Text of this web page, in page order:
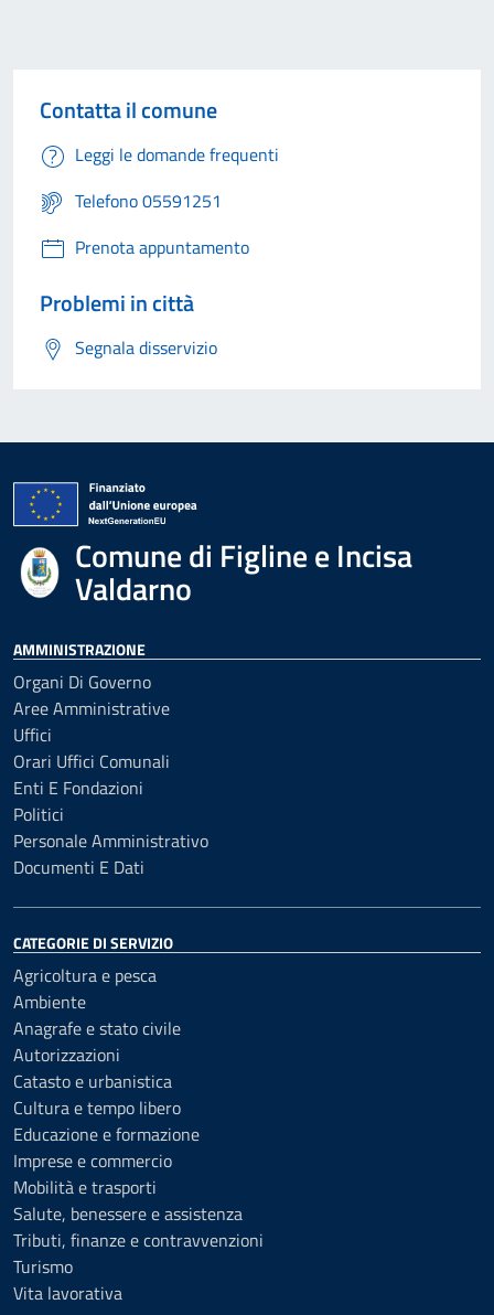
Contatta il comune
Leggi le domande frequenti
Telefono 05591251
Prenota appuntamento
Problemi in città
Segnala disservizio
Comune di Figline e Incisa
Valdarno
AMMINISTRAZIONE
Organi Di Governo
Aree Amministrative
Uffici
Orari Uffici Comunali
Enti E Fondazioni
Politici
Personale Amministrativo
Documenti E Dati
CATEGORIE DI SERVIZIO
Agricoltura e pesca
Ambiente
Anagrafe e stato civile
Autorizzazioni
Catasto e urbanistica
Cultura e tempo libero
Educazione e formazione
Imprese e commercio
Mobilità e trasporti
Salute, benessere e assistenza
Tributi, finanze e contravvenzioni
Turismo
Vita lavorativa